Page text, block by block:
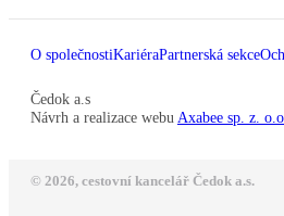
O společnostiKariéraPartnerská sekce
Čedok a.s
Návrh a realizace webu Axabee sp. z. o.o.
© 2026, cestovní kancelář Čedok a.s.